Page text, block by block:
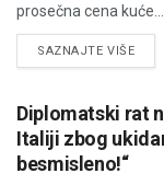
prosečna cena kuće...
SAZNAJTE VIŠE
Diplomatski rat
Italiji zbog
besmisleno!“